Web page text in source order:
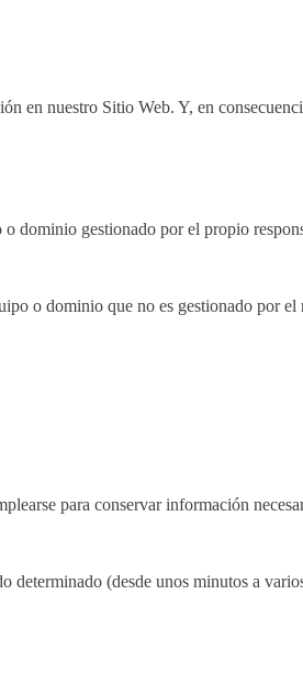
en nuestro Sitio Web. Y, en
dominio gestionado por el propio
o dominio que no es gestionado por
para conservar información
determinado (desde unos minutos a